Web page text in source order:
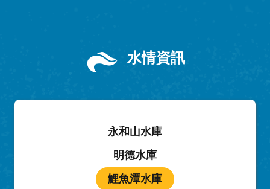
水情資訊
永和山水庫
明德水庫
鯉魚潭水庫